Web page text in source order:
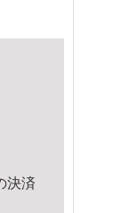
決済